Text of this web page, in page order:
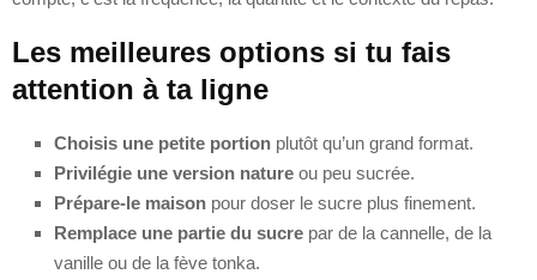
Les meilleures options si tu fais
attention à ta ligne
Choisis une petite portion plutôt qu’un grand format.
Privilégie une version nature ou peu sucrée.
Prépare-le maison pour doser le sucre plus finement.
Remplace une partie du sucre par de la cannelle, de la
vanille ou de la fève tonka.